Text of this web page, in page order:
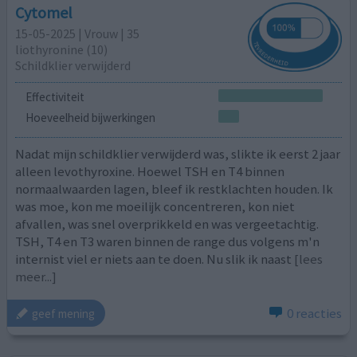
Cytomel
15-05-2025 | Vrouw | 35
liothyronine (10)
Schildklier verwijderd
Effectiviteit
Hoeveelheid bijwerkingen
Nadat mijn schildklier verwijderd was, slikte ik eerst 2 jaar
alleen levothyroxine. Hoewel TSH en T4 binnen
normaalwaarden lagen, bleef ik restklachten houden. Ik
was moe, kon me moeilijk concentreren, kon niet
afvallen, was snel overprikkeld en was vergeetachtig.
TSH, T4 en T3 waren binnen de range dus volgens m'n
internist viel er niets aan te doen. Nu slik ik naast [lees
meer...]
geef mening 0 reacties